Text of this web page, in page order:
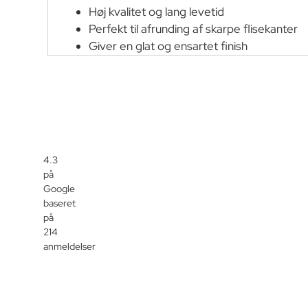
4.3
på
Google
baseret
på
214
anmeldelser
Høj kvalitet og lang levetid
Perfekt til afrunding af skarpe flisekanter
Giver en glat og ensartet finish